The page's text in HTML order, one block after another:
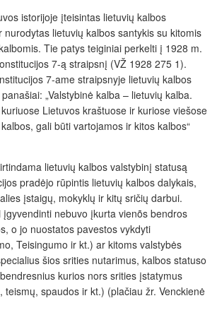
istorijoje įteisintas lietuvių kalbos
nurodytas lietuvių kalbos santykis su kitomis
Tie patys teiginiai perkelti į 1928 m.
7-ą straipsnį (VŽ 1928 275 1).
7-ame straipsnyje lietuvių kalbos
„Valstybinė kalba – lietuvių kalba.
Lietuvos kraštuose ir kuriose viešose
gali būti vartojamos ir kitos kalbos“
lietuvių kalbos valstybinį statusą
pradėjo rūpintis lietuvių kalbos dalykais,
įstaigų, mokyklų ir kitų sričių darbui.
įgyvendinti nebuvo įkurta vienõs bendros
o jo nuostatos pavestos vykdyti
Teisingumo ir kt.) ar kitoms valstybės
šios srities nutarimus, kalbos statuso
kurios nors srities įstatymus
teismų, spaudos ir kt.) (plačiau žr. Venckienė